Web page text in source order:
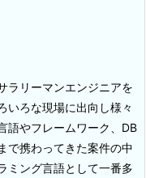
ラリーマンエンジニアを
いろな現場に出向し様々
語やフレームワーク、DB
で携わってきた案件の中
ミング言語として一番多